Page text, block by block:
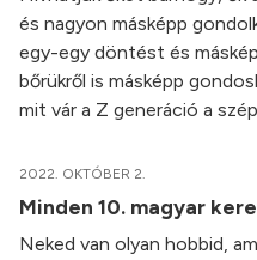
és nagyon másképp
egy-egy döntést és
bőrükről is másképp
mit vár a Z generáció a
2022. OKTÓBER 2.
Minden 10. magyar
Neked van olyan hobbid,